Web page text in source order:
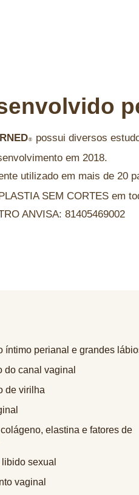
®
possui diversos
em 2018.
utilizado em mais de 20
SEM CORTES em
ANVISA: 81405469002
íntimo perianal e grandes
do canal vaginal
de virilha
elastina e fatores de
sexual
vaginal